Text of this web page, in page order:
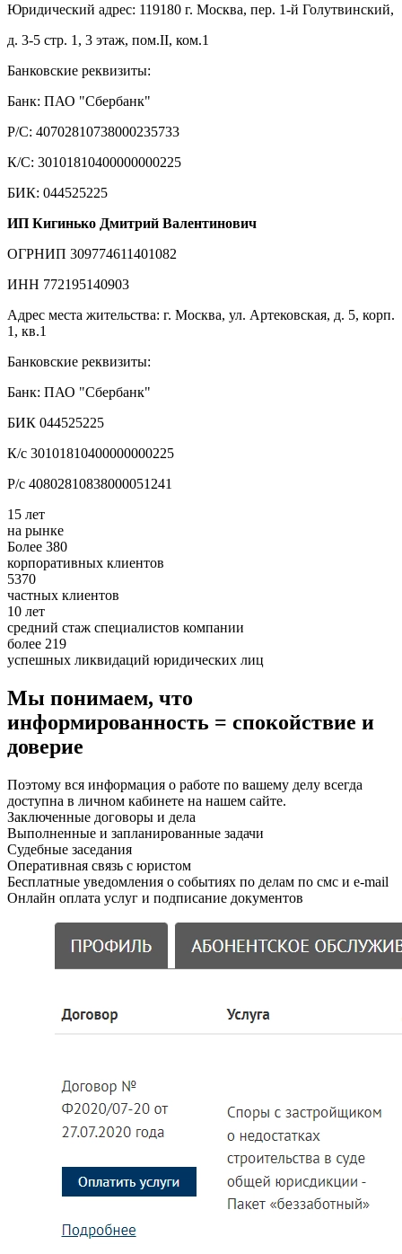
Юридический адрес: 119180 г. Москва, пер. 1-й Голутвинский,
д. 3-5 стр. 1, 3 этаж, пом.II, ком.1
Банковские реквизиты:
Банк: ПАО "Сбербанк"
Р/С: 40702810738000235733
К/С: 30101810400000000225
БИК: 044525225
ИП Кигинько Дмитрий Валентинович
ОГРНИП 309774611401082
ИНН 772195140903
Адрес места жительства: г. Москва, ул. Артековская, д. 5, корп.
1, кв.1
Банковские реквизиты:
Банк: ПАО "Сбербанк"
БИК 044525225
К/с 30101810400000000225
Р/с 40802810838000051241
15 лет
на рынке
Более 380
корпоративных клиентов
5370
частных клиентов
10 лет
средний стаж специалистов компании
более 219
успешных ликвидаций юридических лиц
Мы понимаем, что
информированность = спокойствие и
доверие
Поэтому вся информация о работе по вашему делу всегда
доступна в личном кабинете на нашем сайте.
Заключенные договоры и дела
Выполненные и запланированные задачи
Судебные заседания
Оперативная связь с юристом
Бесплатные уведомления о событиях по делам по смс и e-mail
Онлайн оплата услуг и подписание документов